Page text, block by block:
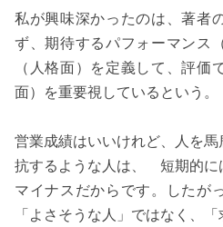
私が興味深かったのは、著者
ず、期待するパフォーマンス
（人格面）を定義して、評価
面）を重要視しているという。
営業成績はいいけれど、人を
抗するような人は、 短期的に
マイナスだからです。したが
「よさそうな人」ではなく、